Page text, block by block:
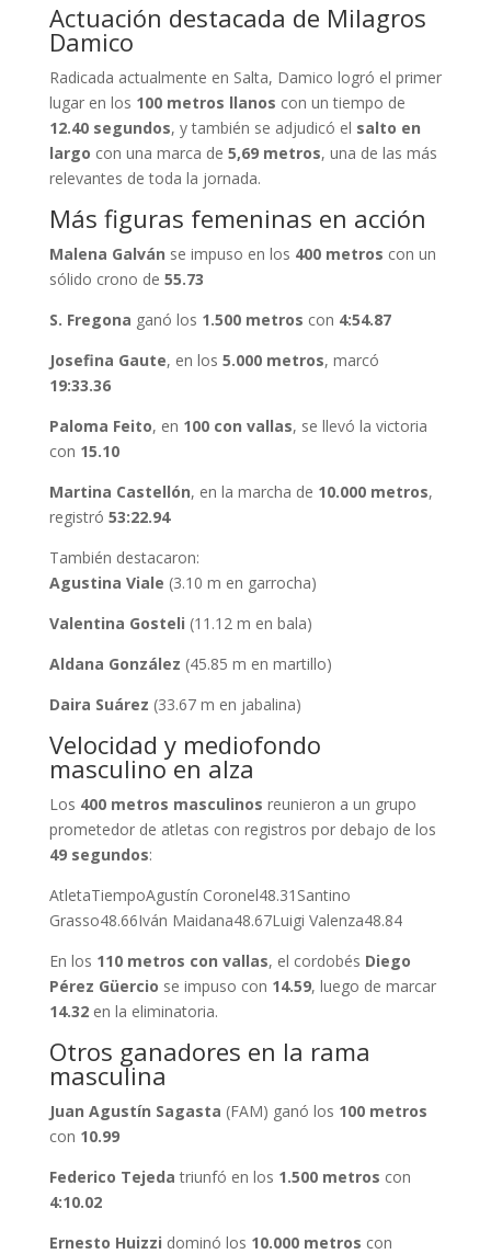
Actuación destacada de Milagros
Damico
Radicada actualmente en Salta, Damico logró el primer
lugar en los 100 metros llanos con un tiempo de
12.40 segundos, y también se adjudicó el salto en
largo con una marca de 5,69 metros, una de las más
relevantes de toda la jornada.
Más figuras femeninas en acción
Malena Galván se impuso en los 400 metros con un
sólido crono de 55.73
S. Fregona ganó los 1.500 metros con 4:54.87
Josefina Gaute, en los 5.000 metros, marcó
19:33.36
Paloma Feito, en 100 con vallas, se llevó la victoria
con 15.10
Martina Castellón, en la marcha de 10.000 metros,
registró 53:22.94
También destacaron:
Agustina Viale (3.10 m en garrocha)
Valentina Gosteli (11.12 m en bala)
Aldana González (45.85 m en martillo)
Daira Suárez (33.67 m en jabalina)
Velocidad y mediofondo
masculino en alza
Los 400 metros masculinos reunieron a un grupo
prometedor de atletas con registros por debajo de los
49 segundos:
AtletaTiempoAgustín Coronel48.31Santino
Grasso48.66Iván Maidana48.67Luigi Valenza48.84
En los 110 metros con vallas, el cordobés Diego
Pérez Güercio se impuso con 14.59, luego de marcar
14.32en la eliminatoria.
Otros ganadores en la rama
masculina
Juan Agustín Sagasta (FAM) ganó los 100 metros
con 10.99
Federico Tejeda triunfó en los 1.500 metros con
4:10.02
Ernesto Huizzi dominó los 10.000 metros con